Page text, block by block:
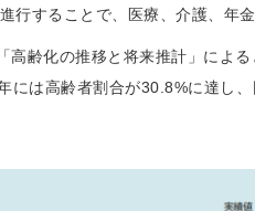
行することで、医療、介護、年
高齢化の推移と将来推計」に
は高齢者割合が30.8%に達し